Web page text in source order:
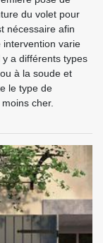
du volet pour
nécessaire afin
varie
a différents types
à la soude et
le type de
cher.